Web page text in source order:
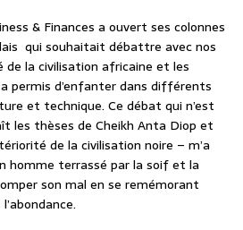
& Finances a ouvert ses colonnes
qui souhaitait débattre avec nos
de la civilisation africaine et les
permis d’enfanter dans différents
et technique. Ce débat qui n’est
les thèses de Cheikh Anta Diop et
de la civilisation noire – m’a
homme terrassé par la soif et la
son mal en se remémorant